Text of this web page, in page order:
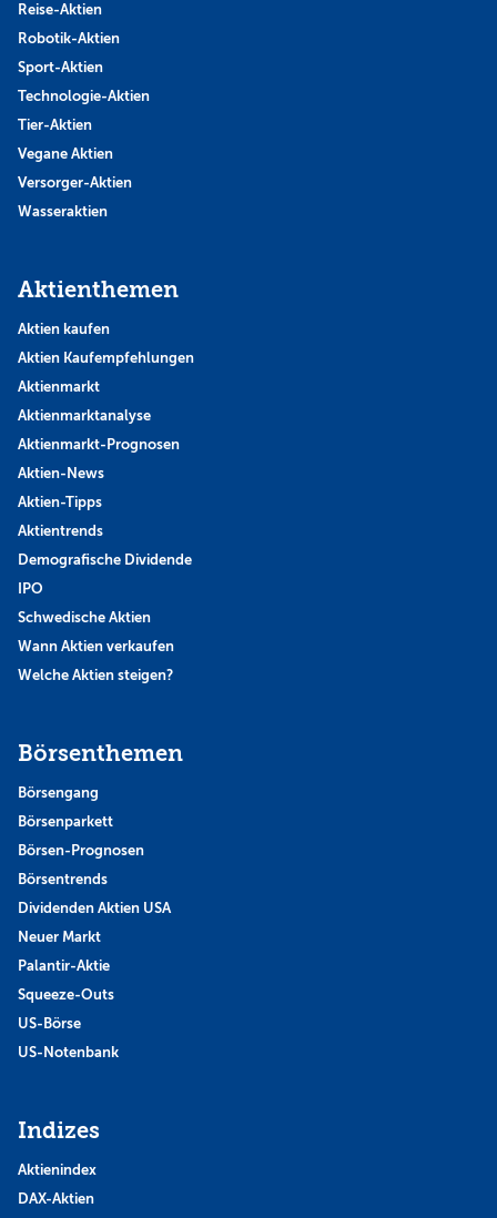
Reise-Aktien
Robotik-Aktien
Sport-Aktien
Technologie-Aktien
Tier-Aktien
Vegane Aktien
Versorger-Aktien
Wasseraktien
Aktienthemen
Aktien kaufen
Aktien Kaufempfehlungen
Aktienmarkt
Aktienmarktanalyse
Aktienmarkt-Prognosen
Aktien-News
Aktien-Tipps
Aktientrends
Demografische Dividende
IPO
Schwedische Aktien
Wann Aktien verkaufen
Welche Aktien steigen?
Börsenthemen
Börsengang
Börsenparkett
Börsen-Prognosen
Börsentrends
Dividenden Aktien USA
Neuer Markt
Palantir-Aktie
Squeeze-Outs
US-Börse
US-Notenbank
Indizes
Aktienindex
DAX-Aktien